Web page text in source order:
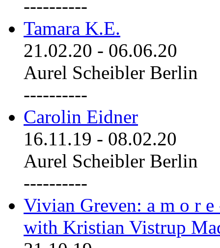
----------
Tamara K.E.
21.02.20 - 06.06.20
Aurel Scheibler Berlin
----------
Carolin Eidner
16.11.19 - 08.02.20
Aurel Scheibler Berlin
----------
Vivian Greven: a m o r
with Kristian Vistrup